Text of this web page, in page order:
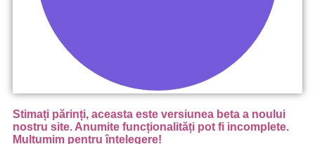
Stimați părinți, aceasta este versiunea beta a noului
nostru site. Anumite funcționalități pot fi incomplete.
Mulțumim pentru înțelegere!